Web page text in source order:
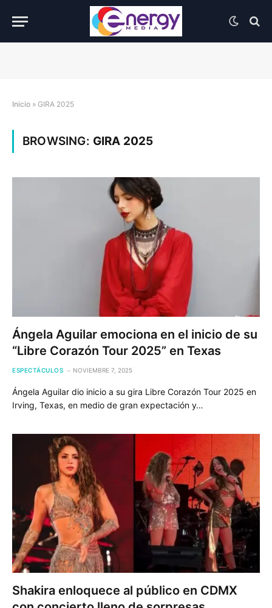
Inicio » GIRA 2025
BROWSING: GIRA 2025
Ángela Aguilar emociona en el inicio de su
“Libre Corazón Tour 2025” en Texas
ESPECTÁCULOS NOVIEMBRE 7, 2025
Ángela Aguilar dio inicio a su gira Libre Corazón Tour 2025 en
Irving, Texas, en medio de gran expectación y…
Shakira enloquece al público en CDMX